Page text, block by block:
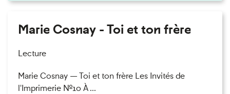
Marie Cosnay - Toi et ton frère
Lecture
Marie Cosnay — Toi et ton frère Les Invités de
l'Imprimerie n°10 À ...